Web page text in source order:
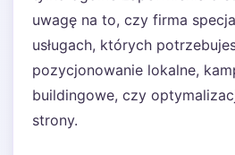
uwagę na to, czy firma
usługach, których
pozycjonowanie lokalne,
buildingowe, czy
strony.